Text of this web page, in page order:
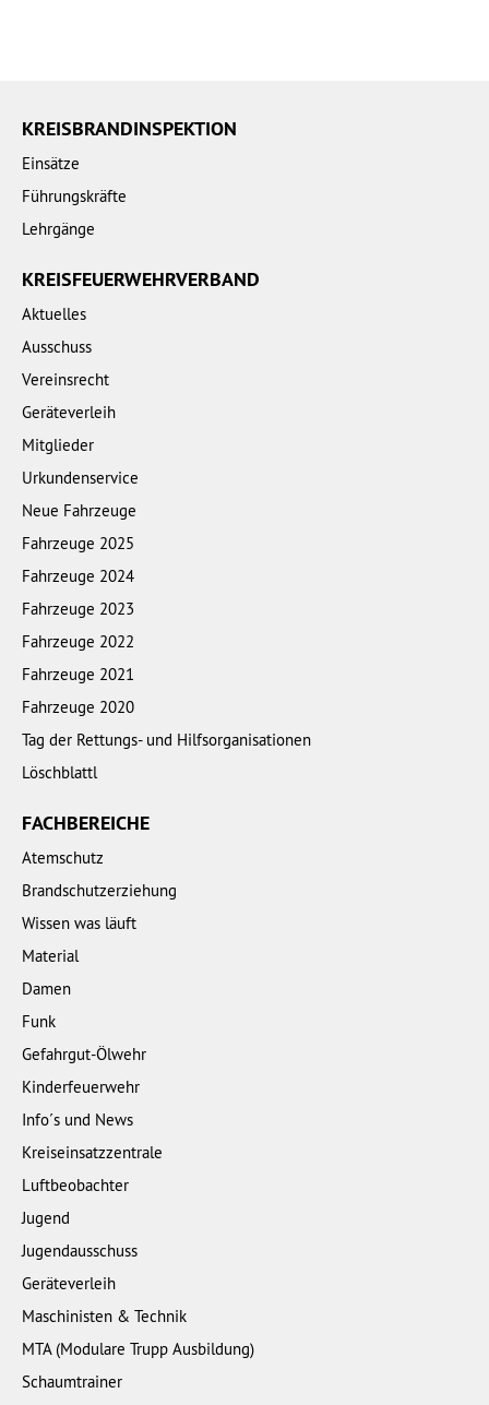
KREISBRANDINSPEKTION
Einsätze
Führungskräfte
Lehrgänge
KREISFEUERWEHRVERBAND
Aktuelles
Ausschuss
Vereinsrecht
Geräteverleih
Mitglieder
Urkundenservice
Neue Fahrzeuge
Fahrzeuge 2025
Fahrzeuge 2024
Fahrzeuge 2023
Fahrzeuge 2022
Fahrzeuge 2021
Fahrzeuge 2020
Tag der Rettungs- und Hilfsorganisationen
Löschblattl
FACHBEREICHE
Atemschutz
Brandschutzerziehung
Wissen was läuft
Material
Damen
Funk
Gefahrgut-Ölwehr
Kinderfeuerwehr
Info´s und News
Kreiseinsatzzentrale
Luftbeobachter
Jugend
Jugendausschuss
Geräteverleih
Maschinisten & Technik
MTA (Modulare Trupp Ausbildung)
Schaumtrainer